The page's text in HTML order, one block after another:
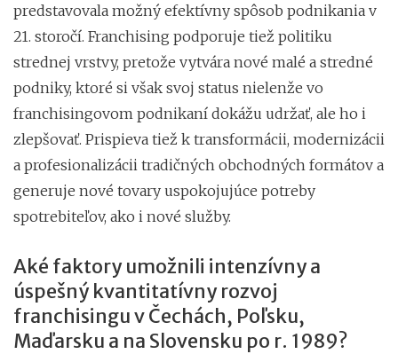
predstavovala možný efektívny spôsob podnikania v
21. storočí. Franchising podporuje tiež politiku
strednej vrstvy, pretože vytvára nové malé a stredné
podniky, ktoré si však svoj status nielenže vo
franchisingovom podnikaní dokážu udržať, ale ho i
zlepšovať. Prispieva tiež k transformácii, modernizácii
a profesionalizácii tradičných obchodných formátov a
generuje nové tovary uspokojujúce potreby
spotrebiteľov, ako i nové služby.
Aké faktory umožnili intenzívny a
úspešný kvantitatívny rozvoj
franchisingu v Čechách, Poľsku,
Maďarsku a na Slovensku po r. 1989?